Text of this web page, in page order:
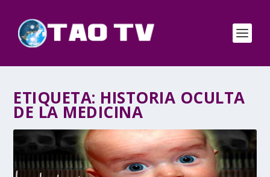
ETIQUETA: HISTORIA OCULTA
DE LA MEDICINA